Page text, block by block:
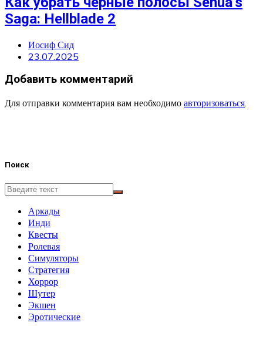
Saga: Hellblade 2
Иосиф Сид
23.07.2025
Добавить комментарий
Для отправки комментария вам необходимо авторизоваться.
Поиск
Аркады
Инди
Квесты
Ролевая
Симуляторы
Стратегия
Хоррор
Шутер
Экшен
Эротические